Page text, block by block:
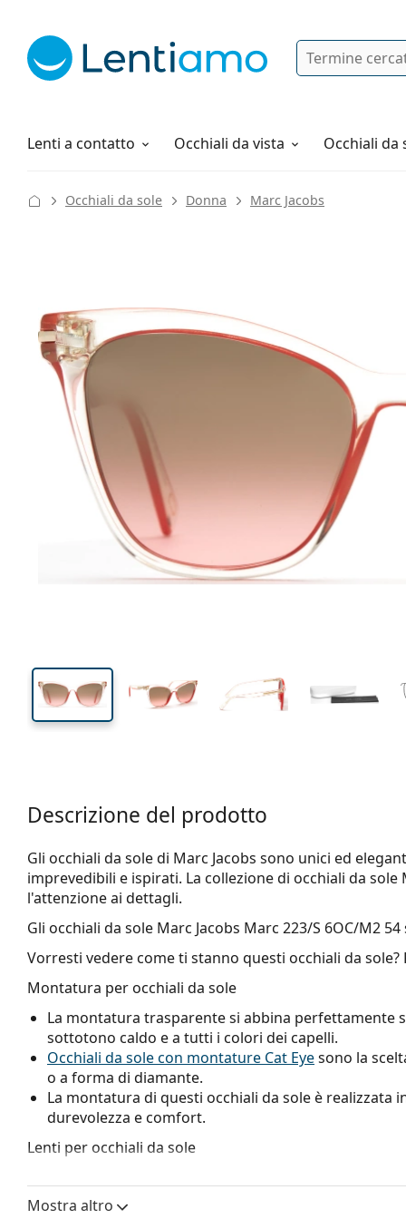
Ricerca
Lenti a contatto
Soluzioni Occhiali da vista Occhiali da
Tutto sugli acquisti
Occhiali da sole Donna Marc Jacobs
52 mm
Altezza lente Diametro lente (Calibro)
Diametro
lente
Descrizione del prodotto
Gli occhiali da sole di Marc Jacobs sono unici ed
imprevedibili e ispirati. La collezione di occhiali da
l'attenzione ai dettagli.
Gli occhiali da sole Marc Jacobs Marc 223/S 6OC/M2 54
Vorresti vedere come ti stanno questi occhiali da
Montatura per occhiali da sole
La montatura trasparente si abbina perfettamente
sottotono caldo e a tutti i colori dei capelli.
Occhiali da sole con montature Cat Eyesono la
o a forma di diamante.
La montatura di questi occhiali da sole è realizzata
durevolezza e comfort.
Lenti per occhiali da sole
nitida. Sono versatili e consigliate per le persone con
Mostra altro